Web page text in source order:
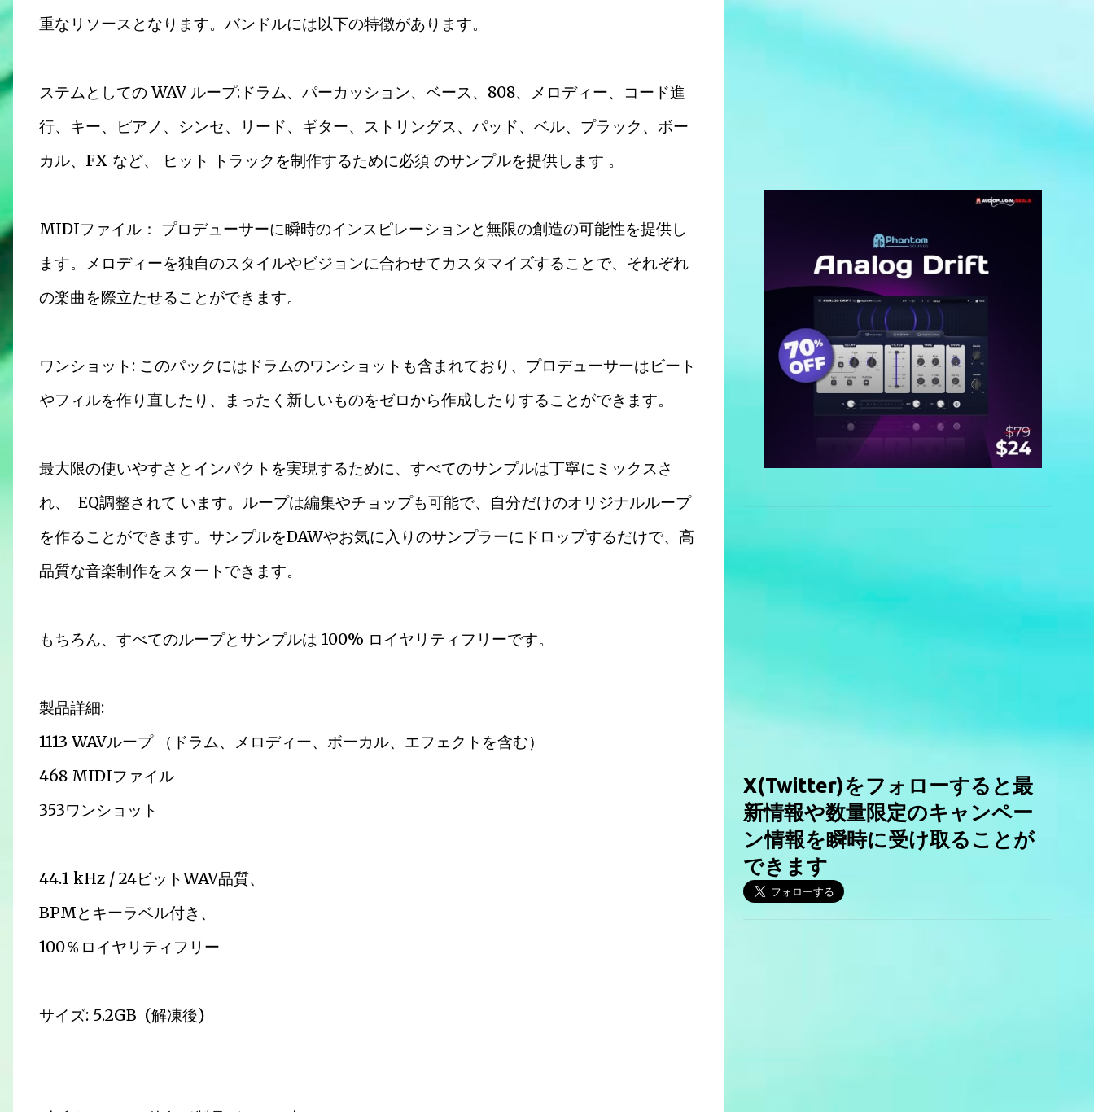
重なリソースとなります。バンドルには以下の特徴があります。
ステムとしての WAV ループ:ドラム、パーカッション、ベース、808、メロディー、コード進
行、キー、ピアノ、シンセ、リード、ギター、ストリングス、パッド、ベル、プラック、ボー
カル、FX など、 ヒット トラックを制作するために必須 のサンプルを提供します 。
MIDIファイル： プロデューサーに瞬時のインスピレーションと無限の創造の可能性を提供し
ます。メロディーを独自のスタイルやビジョンに合わせてカスタマイズすることで、それぞれ
の楽曲を際立たせることができます。
ワンショット: このパックにはドラムのワンショットも含まれており、プロデューサーはビート
やフィルを作り直したり、まったく新しいものをゼロから作成したりすることができます。
最大限の使いやすさとインパクトを実現するために、すべてのサンプルは丁寧にミックスさ
れ、 EQ調整されて います。ループは編集やチョップも可能で、自分だけのオリジナルループ
を作ることができます。サンプルをDAWやお気に入りのサンプラーにドロップするだけで、高
品質な音楽制作をスタートできます。
もちろん、すべてのループとサンプルは 100% ロイヤリティフリーです。
製品詳細:
1113 WAVループ （ドラム、メロディー、ボーカル、エフェクトを含む）
468 MIDIファイル
353ワンショット
44.1 kHz / 24ビットWAV品質、
BPMとキーラベル付き、
100％ロイヤリティフリー
サイズ: 5.2GB (解凍後)
X(Twitter)をフォローすると最
新情報や数量限定のキャンペー
ン情報を瞬時に受け取ることが
できます